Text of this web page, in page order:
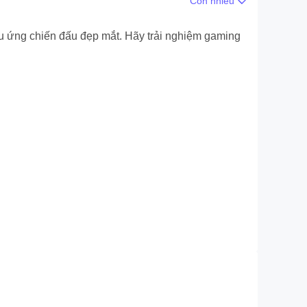
hình rộng lớn
mượt mà, không bị chặn và hỗ trợ thanh toán
chiến đấu đẹp mắt. Hãy trải nghiệm gaming